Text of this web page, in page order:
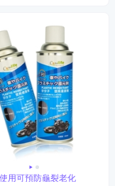
用可預防龜裂老化